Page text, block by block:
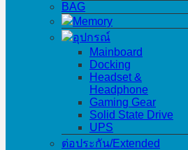
BAG
Memory
อุปกรณ์
Mainboard
Docking
Headset &
Headphone
Gaming Gear
Solid State Drive
UPS
ต่อประกัน/Extended